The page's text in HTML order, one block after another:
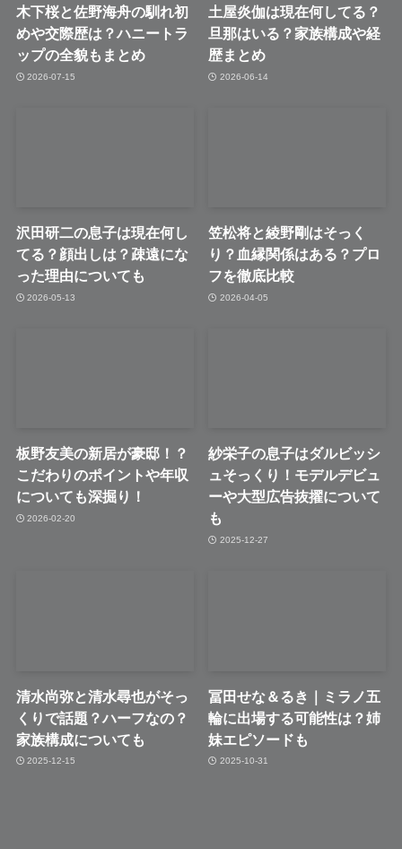
木下桜と佐野海舟の馴れ初
めや交際歴は？ハニートラ
ップの全貌もまとめ
2026-07-15
土屋炎伽は現在何してる？
旦那はいる？家族構成や経
歴まとめ
2026-06-14
沢田研二の息子は現在何し
てる？顔出しは？疎遠にな
った理由についても
2026-05-13
笠松将と綾野剛はそっく
り？血縁関係はある？プロ
フを徹底比較
2026-04-05
板野友美の新居が豪邸！？
こだわりのポイントや年収
についても深掘り！
2026-02-20
紗栄子の息子はダルビッシ
ュそっくり！モデルデビュ
ーや大型広告抜擢について
も
2025-12-27
清水尚弥と清水尋也がそっ
くりで話題？ハーフなの？
家族構成についても
2025-12-15
冨田せな＆るき｜ミラノ五
輪に出場する可能性は？姉
妹エピソードも
2025-10-31